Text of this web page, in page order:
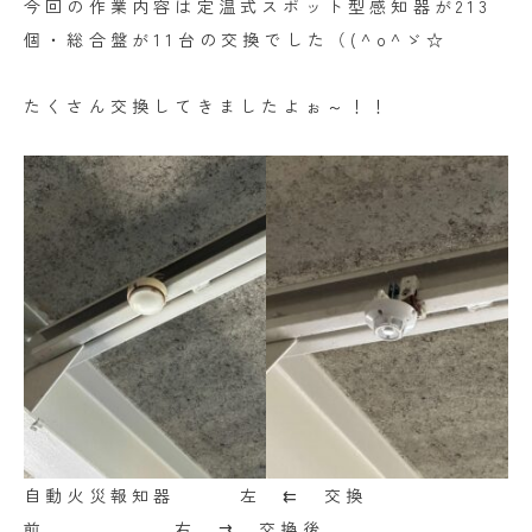
今回の作業内容は定温式スポット型感知器が213
個・総合盤が11台の交換でした（(^o^ゞ☆
たくさん交換してきましたよぉ～！！
自動火災報知器 左 ⇇ 交換